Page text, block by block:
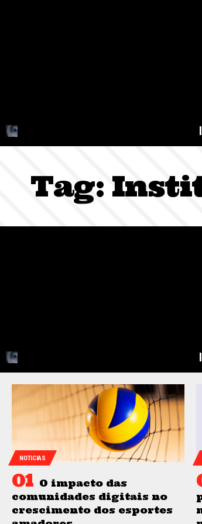
Tag:
NOTICIAS
O impacto das
comunidades digitais no
crescimento dos esportes